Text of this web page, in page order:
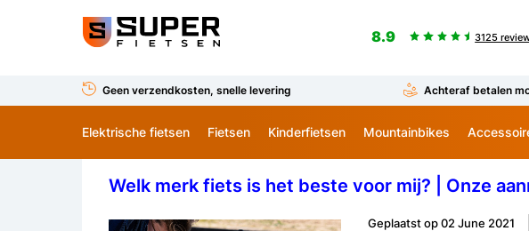
8.9 3125
Geen verzendkosten, snelle levering Achteraf betalen
Elektrische fietsen Fietsen Kinderfietsen Mountainbikes
Welk merk fiets is het beste voor mij? | Onze
Geplaatst op02 June 2021